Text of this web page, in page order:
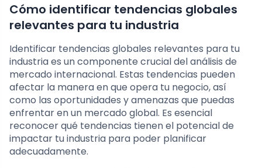
Cómo identificar tendencias globales
relevantes para tu industria
Identificar tendencias globales relevantes para tu
industria es un componente crucial del análisis de
mercado internacional. Estas tendencias pueden
afectar la manera en que opera tu negocio, así
como las oportunidades y amenazas que puedas
enfrentar en un mercado global. Es esencial
reconocer qué tendencias tienen el potencial de
impactar tu industria para poder planificar
adecuadamente.